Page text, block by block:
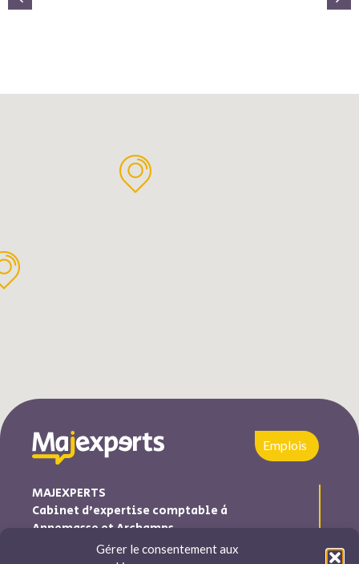
Gérer le consentement aux
Emplois
MAJEXPERTS
Cabinet d’expertise comptable à
Annemasse et Archamps
Majexperts est inscrite au tableau de l’ordre des experts